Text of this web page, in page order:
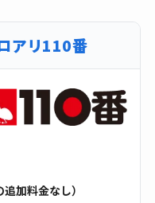
アリ110番
加料金なし）